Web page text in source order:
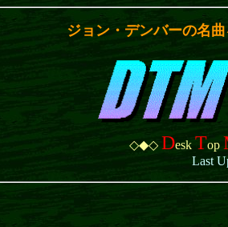
ジョン・デンバーの名
◇◆◇ Desk Top
Last